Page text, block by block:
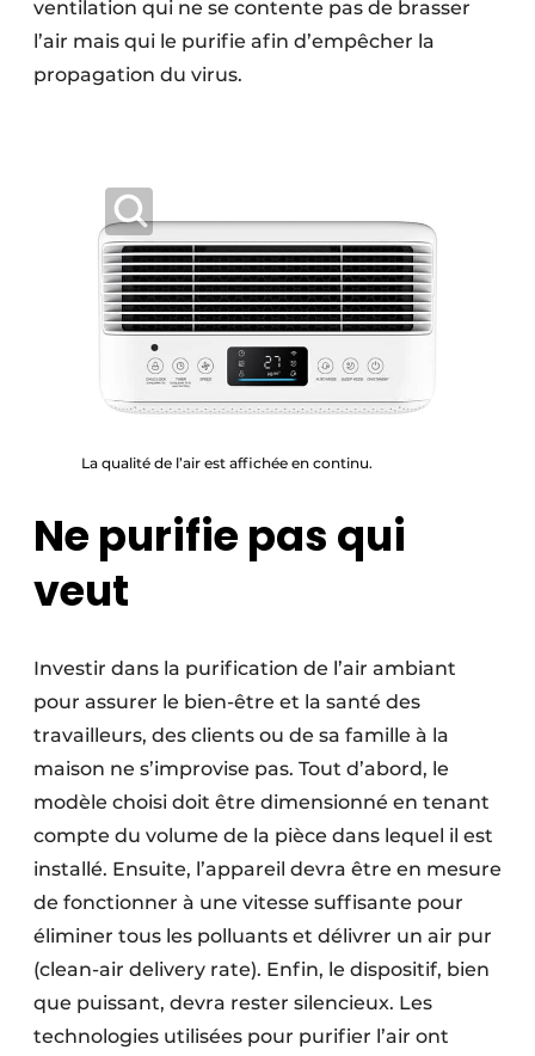
ventilation qui ne se contente pas de brasser
l’air mais qui le purifie afin d’empêcher la
propagation du virus.
La qualité de l’air est affichée en continu.
Ne purifie pas qui
veut
Investir dans la purification de l’air ambiant
pour assurer le bien-être et la santé des
travailleurs, des clients ou de sa famille à la
maison ne s’improvise pas. Tout d’abord, le
modèle choisi doit être dimensionné en tenant
compte du volume de la pièce dans lequel il est
installé. Ensuite, l’appareil devra être en mesure
de fonctionner à une vitesse suffisante pour
éliminer tous les polluants et délivrer un air pur
(clean-air delivery rate). Enfin, le dispositif, bien
que puissant, devra rester silencieux. Les
technologies utilisées pour purifier l’air ont